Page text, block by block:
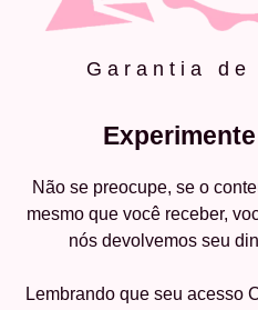
Garantia de
Não se preocupe, se o
mesmo que você receber,
nós devolvemos seu
Lembrando que seu acesso